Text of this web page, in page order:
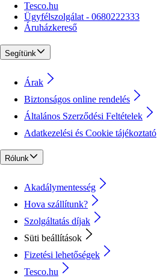
Tesco.hu
Ügyfélszolgálat - 0680222333
Áruházkereső
Segítünk
Árak
Biztonságos online rendelés
Általános Szerződési Feltételek
Adatkezelési és Cookie tájékoztató
Rólunk
Akadálymentesség
Hova szállítunk?
Szolgáltatás díjak
Süti beállítások
Fizetési lehetőségek
Tesco.hu